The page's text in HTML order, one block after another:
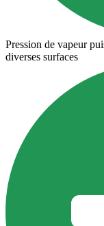
Pression de vapeur
diverses surfaces